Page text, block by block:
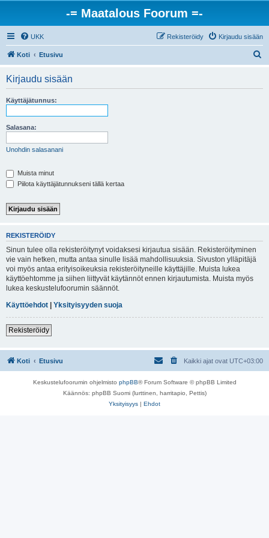
-= Maatalous Foorum =-
UKK Kirjaudu sisään
Rekisteröidy
Koti Etusivu
Kirjaudu sisään
Käyttäjätunnus:
Salasana:
Unohdin salasanani
Muista minut
Piilota käyttäjätunnukseni tällä kertaa
REKISTERÖIDY
Sinun tulee olla rekisteröitynyt voidaksesi kirjautua sisään. Rekisteröityminen
vie vain hetken, mutta antaa sinulle lisää mahdollisuuksia. Sivuston ylläpitäjä
voi myös antaa erityisoikeuksia rekisteröityneille käyttäjille. Muista lukea
käyttöehtomme ja siihen liittyvät käytännöt ennen kirjautumista. Muista myös
lukea keskustelufoorumin säännöt.
Käyttöehdot | Yksityisyyden suoja
Rekisteröidy
Koti Etusivu Kaikki ajat ovat UTC+03:00
Keskustelufoorumin ohjelmisto phpBB® Forum Software © phpBB Limited
Käännös: phpBB Suomi (lurttinen, harritapio, Pettis)
Yksityisyys | Ehdot